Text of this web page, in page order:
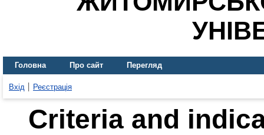
Головна Про сайт Перегляд
Вхід Реєстрація
Criteria and